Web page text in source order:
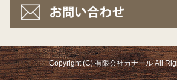
Copyright (C) 有限会社カナール All